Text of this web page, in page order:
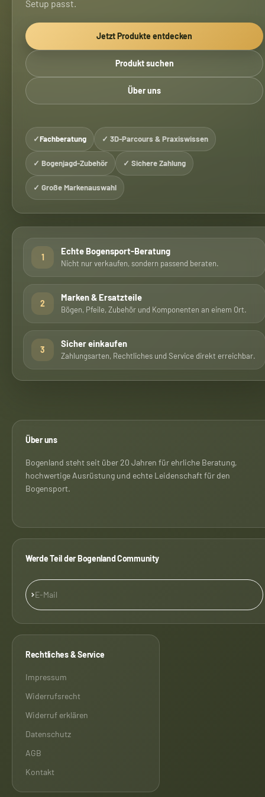
Setup passt.
Jetzt Produkte entdecken
Produkt suchen
Über uns
✓Fachberatung ✓ 3D-Parcours & Praxiswissen
✓ Bogenjagd-Zubehör ✓ Sichere Zahlung
✓ Große Markenauswahl
1
Echte Bogensport-Beratung
Nicht nur verkaufen, sondern passend beraten.
2
Marken & Ersatzteile
Bögen, Pfeile, Zubehör und Komponenten an einem Ort.
3
Sicher einkaufen
Zahlungsarten, Rechtliches und Service direkt erreichbar.
Über uns
Bogenland steht seit über 20 Jahren für ehrliche Beratung,
hochwertige Ausrüstung und echte Leidenschaft für den
Bogensport.
Werde Teil der Bogenland Community
E-Mail
Abonnieren
Rechtliches & Service
Impressum
Widerrufsrecht
Widerruf erklären
Datenschutz
AGB
Kontakt